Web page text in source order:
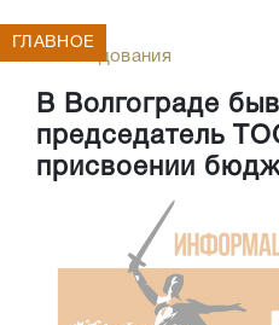
Расследования
В Волгограде
председатель
присвоении
ГЛАВНОЕ